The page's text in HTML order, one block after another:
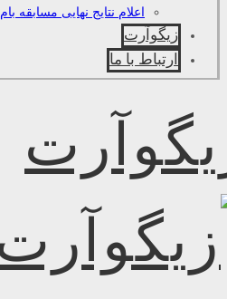
اعلام نتایج نهایی مسابقه بام
زیگوآرت
ارتباط با ما